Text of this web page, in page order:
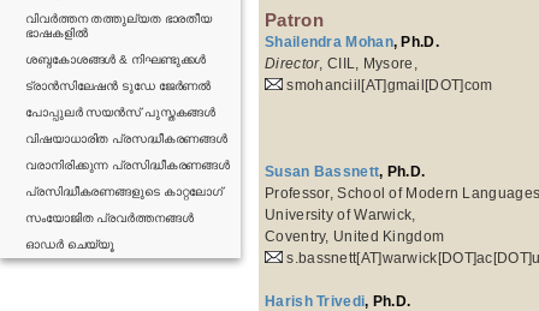
വിവർത്തന തത്തുല്യത ഭാരതീയ
ഭാഷകളിൽ
ശബ്ദകോശങ്ങൾ & നിഘണ്ടുക്കൾ
ട്രാൻസിലേഷൻ ടുഡേ ജേർണൽ
പോപ്പുലർ സയൻസ് പുസ്തകങ്ങൾ
വിഷയാധാരിത പ്രസദ്ധീകരണങ്ങൾ
വരാനിരിക്കുന്ന പ്രസിദ്ധീകരണങ്ങൾ
പ്രസിദ്ധീകരണങ്ങളുടെ കാറ്റലോഗ്
സംയോജിത പ്രവർത്തനങ്ങൾ
ഓഡർ ചെയ്യൂ
Patron
Shailendra Mohan, Ph.D.
Director, CIIL, Mysore,
smohanciil[AT]gmail[DOT]com
Susan Bassnett, Ph.D.
Professor, School of Modern
University of Warwick,
Coventry, United Kingdom
Harish Trivedi, Ph.D.